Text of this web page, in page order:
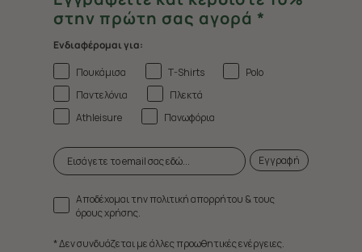
στην πρώτη σας αγορά *
Ενδιαφέρομαι για:
Πουκάμισα
T-Shirts
Polo
Παντελόνια
Πλεκτά
Athleisure
Πανωφόρια
Εγγραφή
Αποδέχομαι την πολιτική απορρήτου & τους
όρους χρήσης.
* Δεν συνδυάζεται με άλλες προωθητικές ενέργειες.